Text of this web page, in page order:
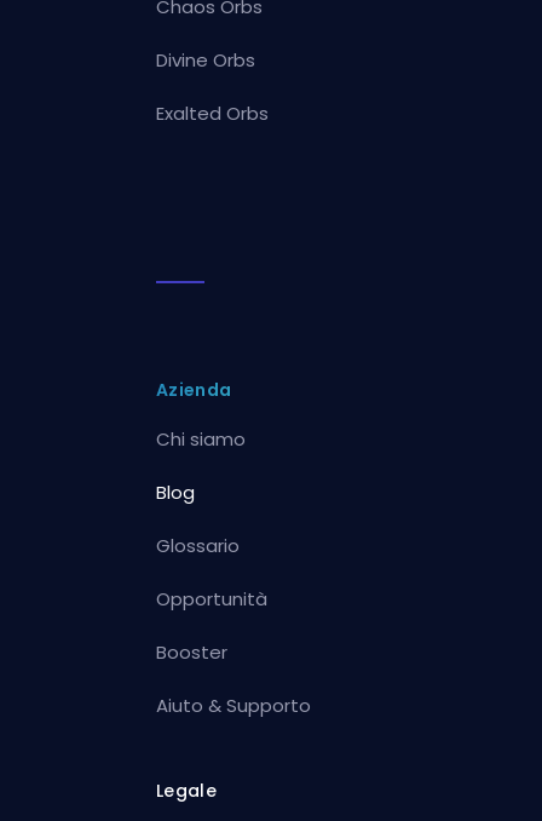
Chaos Orbs
Divine Orbs
Exalted Orbs
Azienda
Chi siamo
Blog
Glossario
Opportunità
Booster
Aiuto & Supporto
Legale